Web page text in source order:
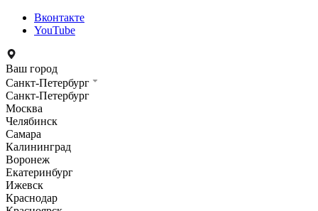
Вконтакте
YouTube
Ваш город
Санкт-Петербург
Санкт-Петербург
Москва
Челябинск
Самара
Калининград
Воронеж
Екатеринбург
Ижевск
Краснодар